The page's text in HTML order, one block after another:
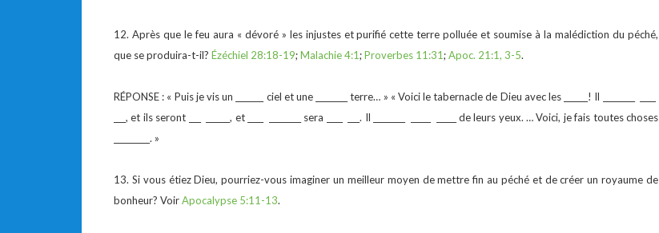
12. Après que le feu aura « dévoré » les injustes et purifié cette terre polluée et soumise à la malédiction du péché,
que se produira-t-il? Ézéchiel 28:18-19;Malachie 4:1;Proverbes 11:31;Apoc. 21:1, 3-5.
RÉPONSE : « Puis je vis un _______ ciel et une ________ terre… » « Voici le tabernacle de Dieu avec les ______! Il ________ ____
___, et ils seront ___ ______, et ____ ________ sera ____ ___. Il ________ _____ _____ de leurs yeux. … Voici, je fais toutes choses
_________. »
13. Si vous étiez Dieu, pourriez-vous imaginer un meilleur moyen de mettre fin au péché et de créer un royaume de
bonheur? VoirApocalypse 5:11-13.